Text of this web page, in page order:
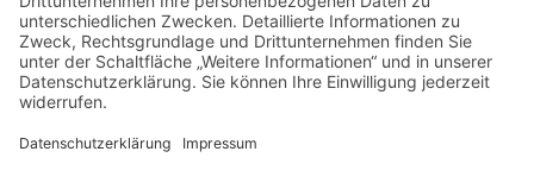
ÜBER UNS
KIEL LOKAL
Carsten Frahm Verlag, Inhaber Carsten Frahm
24113 Kiel